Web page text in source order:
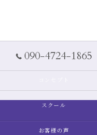
090-4724-1865
スクール
お客様の声